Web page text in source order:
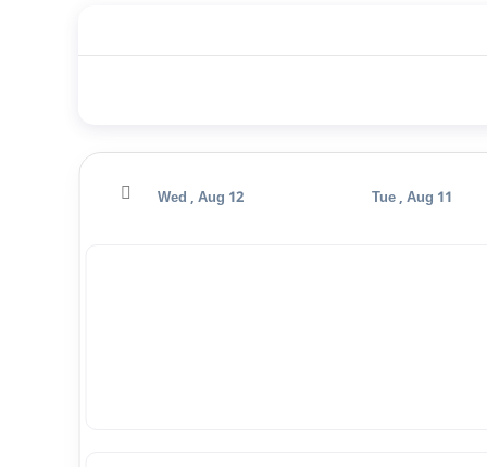
Wed , Aug 12